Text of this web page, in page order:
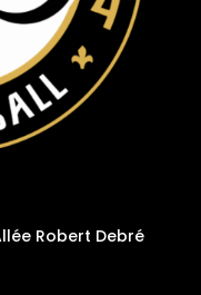
Robert Debré